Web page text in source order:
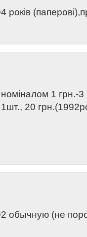
років
1 грн.-3
20
обычную (не